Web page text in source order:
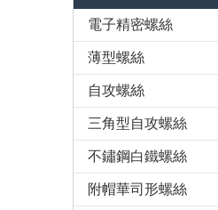
電子精密螺絲
薄型螺絲
自攻螺絲
三角型自攻螺絲
不鏽鋼白鐵螺絲
附帽華司形螺絲